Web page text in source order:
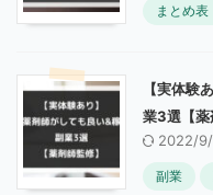
まとめ
【実体験
業3選【薬
2022/
副業